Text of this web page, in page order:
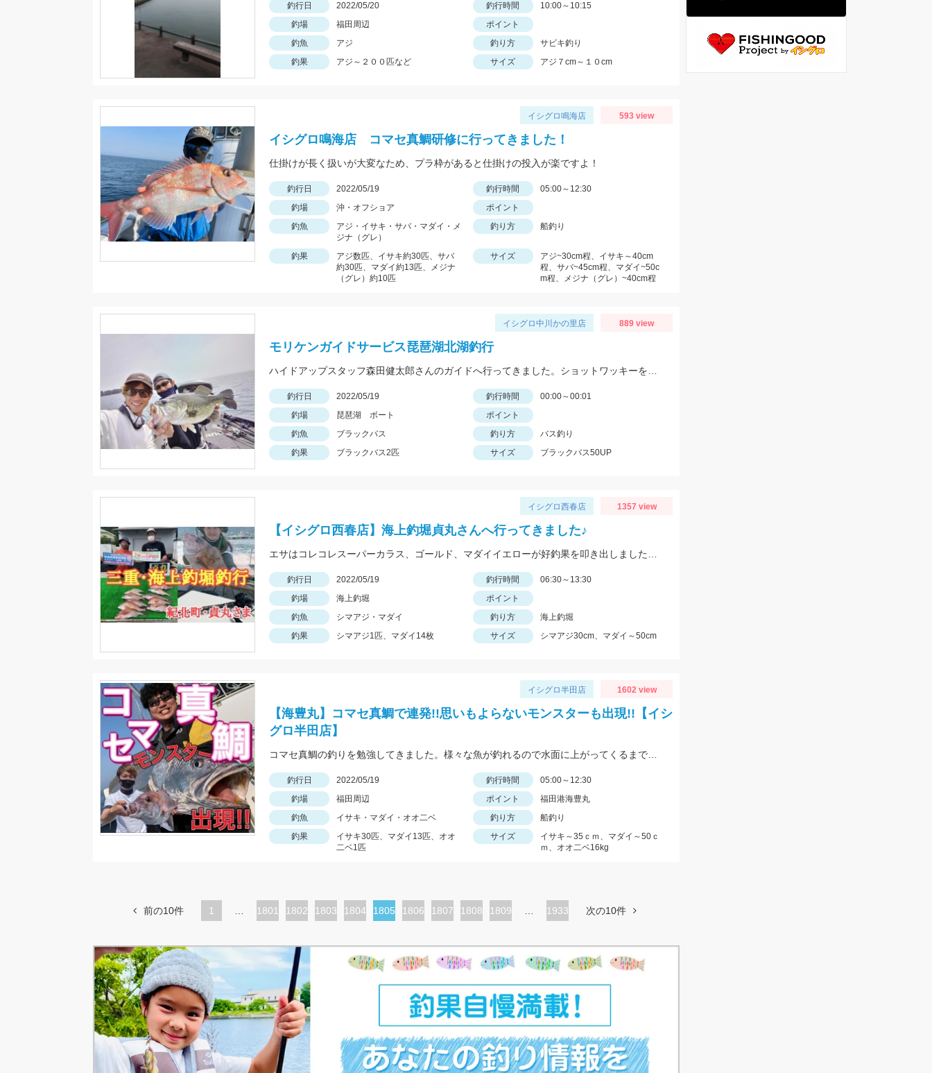
釣行日 2022/05/20 釣行時間
10:00～10:15
釣場
福田周辺
ポイント
釣魚
アジ 釣り方
サビキ釣り
釣果
アジ～２００匹など サイズ アジ７cm～１０cm
イシグロ鳴海店 593 view
イシグロ鳴海店 コマセ真鯛研修に行ってきました！
仕掛けが長く扱いが大変なため、プラ枠があると仕掛けの投入が楽ですよ！
釣行日 2022/05/19 釣行時間
05:00～12:30
釣場
沖・オフショア
ポイント
釣魚
アジ・イサキ・サバ・マダイ・メ
ジナ（グレ）
釣り方 船釣り
釣果
アジ数匹、イサキ約30匹、サバ
約30匹、マダイ約13匹、メジナ
（グレ）約10匹
サイズ
アジ~30cm程、イサキ～40cm
程、サバ~45cm程、マダイ~50c
m程、メジナ（グレ）~40cm程
イシグロ中川かの里店 889 view
モリケンガイドサービス琵琶湖北湖釣行
釣行日 2022/05/19 釣行時間
00:00～00:01
釣場
琵琶湖 ボート
ポイント
釣魚
ブラックバス 釣り方
バス釣り
釣果
ブラックバス2匹 サイズ ブラックバス50UP
イシグロ西春店 1357 view
【イシグロ西春店】海上釣堀貞丸さんへ行ってきました♪
釣行日 2022/05/19 釣行時間
06:30～13:30
釣場
海上釣堀
ポイント
釣魚
シマアジ・マダイ 釣り方
海上釣堀
釣果
シマアジ1匹、マダイ14枚 サイズ シマアジ30cm、マダイ～50cm
イシグロ半田店 1602 view
【海豊丸】コマセ真鯛で連発!!思いもよらないモンスターも出現!!【イシ
グロ半田店】
釣行日 2022/05/19 釣行時間
05:00～12:30
釣場
福田周辺 ポイント
福田港海豊丸
釣魚
イサキ・マダイ・オオ二ベ 釣り方
船釣り
釣果
イサキ30匹、マダイ13匹、オオ
二ベ1匹
サイズ
イサキ～35ｃｍ、マダイ～50ｃ
ｍ、オオ二ベ16kg
前の10件 1
ペ
1801
ペ
ジ
1802
ペ
1803
ペ
1804
カ
ト
ジ
1805
ペ
1806
ペ
1807
ペ
1808
ペ
1809 1933 次の10件